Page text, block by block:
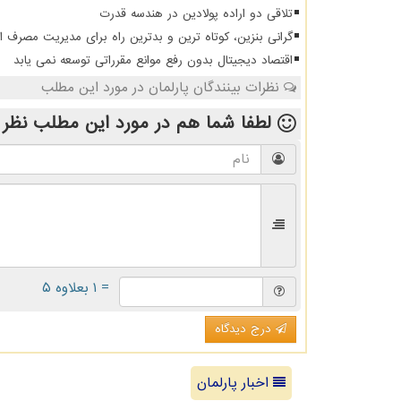
تلاقی دو اراده پولادین در هندسه قدرت
گرانی بنزین، کوتاه ترین و بدترین راه برای مدیریت
اقتصاد دیجیتال بدون رفع موانع مقرراتی توسعه نمی یابد
نظرات بینندگان پارلمان در مورد این مطلب
لطفا شما هم در مورد این مطلب
= ۱ بعلاوه ۵
درج دیدگاه
اخبار پارلمان